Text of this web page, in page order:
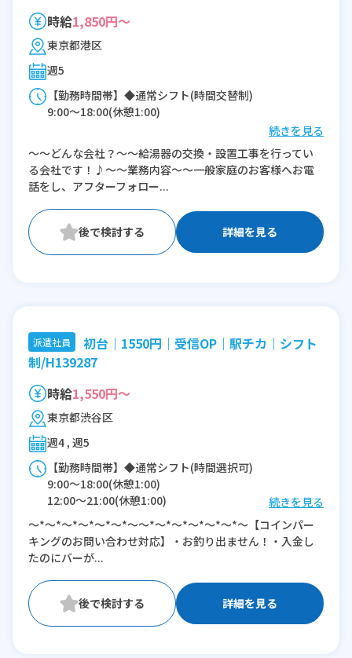
時給1,850円～
東京都港区
週5
【勤務時間帯】◆通常シフト(時間交替制)
9:00〜18:00(休憩1:00)
続きを見る
～～どんな会社？～～給湯器の交換・設置工事を行ってい
る会社です！♪～～業務内容～～一般家庭のお客様へお電
話をし、アフターフォロー...
詳細を見る
派遣社員
初台｜1550円｜受信OP｜駅チカ｜シフト
制/H139287
時給1,550円～
東京都渋谷区
週4 , 週5
【勤務時間帯】◆通常シフト(時間選択可)
9:00〜18:00(休憩1:00)
12:00〜21:00(休憩1:00)
※残業：0〜10時間程度/月
続きを見る
～*～*～*～*～*～*～～*～*～*～*～*～*～【コインパー
キングのお問い合わせ対応】・お釣り出ません！・入金し
たのにバーが...
詳細を見る